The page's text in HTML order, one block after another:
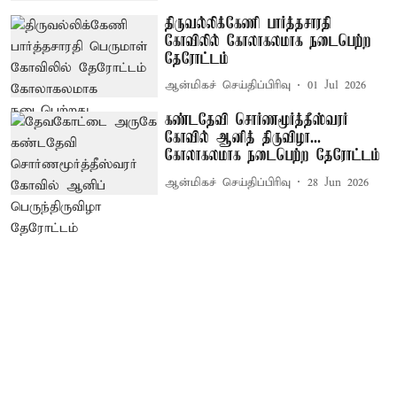
திருவல்லிக்கேணி பார்த்தசாரதி
கோவிலில் கோலாகலமாக நடைபெற்ற
தேரோட்டம்
ஆன்மிகச் செய்திப்பிரிவு 01 Jul 2026
கண்டதேவி சொர்ணமூர்த்தீஸ்வரர்
கோவில் ஆனித் திருவிழா...
கோலாகலமாக நடைபெற்ற தேரோட்டம்
ஆன்மிகச் செய்திப்பிரிவு 28 Jun 2026